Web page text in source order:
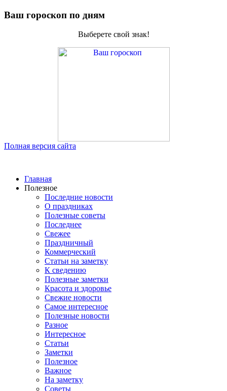
Ваш гороскоп по дням
Выберете свой знак!
Полная версия сайта
Главная
Полезное
Последние новости
О праздниках
Полезные советы
Последнее
Свежее
Праздничный
Коммерческий
Статьи на заметку
К сведению
Полезные заметки
Красота и здоровье
Свежие новости
Самое интересное
Полезные новости
Разное
Интересное
Статьи
Заметки
Полезное
Важное
На заметку
Советы